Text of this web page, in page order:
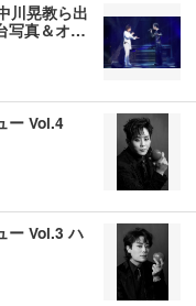
川晃教ら出
写真＆オ…
ー Vol.4
ー Vol.3 ハ